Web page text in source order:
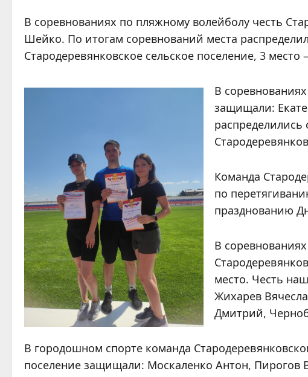
В соревнованиях по пляжному волейболу честь
Шейко. По итогам соревнований места
Стародеревянковское сельское поселение, 3
В
защищали:
распределились
Команда
по
празднованию
В
место. Честь
Жихарев
Дмитрий,
В городошном спорте команда
поселение защищали: Москаленко Антон, Пирогов